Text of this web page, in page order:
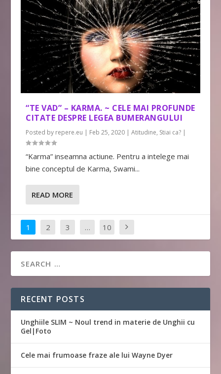
“TE VAD” – KARMA. ~ CELE MAI PROFUNDE
CITATE DESPRE LEGEA BUMERANGULUI
Posted by repere.eu | Feb 25, 2020 |Atitudine, Stiai ca? |
“Karma” inseamna actiune. Pentru a intelege mai
bine conceptul de Karma, Swami...
READ MORE
1 2 3 … 10
RECENT POSTS
Unghiile SLIM ~ Noul trend in materie de Unghii cu
Gel|Foto
Cele mai frumoase fraze ale lui Wayne Dyer